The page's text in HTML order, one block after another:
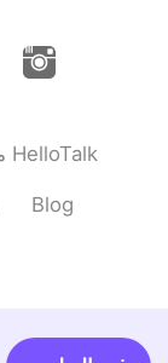
موقع HelloTalk
Blog